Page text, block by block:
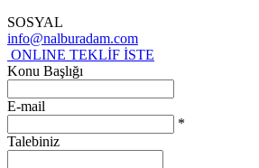
SOSYAL
info@nalburadam.com
ONLINE TEKLİF İSTE
Konu Başlığı
E-mail
*
Talebiniz